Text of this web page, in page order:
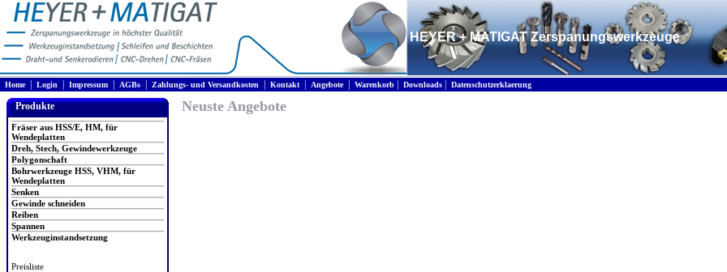
HEYER + MATIGAT Zerspanungswerkzeuge
Home| Login Impressum AGBs Zahlungs- und Versandkosten Kontakt| Angebote| Warenkorb Downloads Datenschutzerklaerung
Produkte
Fräser aus HSS/E, HM, für
Wendeplatten
Dreh, Stech, Gewindewerkzeuge
Polygonschaft
Bohrwerkzeuge HSS, VHM, für
Wendeplatten
Senken
Gewinde schneiden
Reiben
Spannen
Werkzeuginstandsetzung
Preisliste
Neuste Angebote